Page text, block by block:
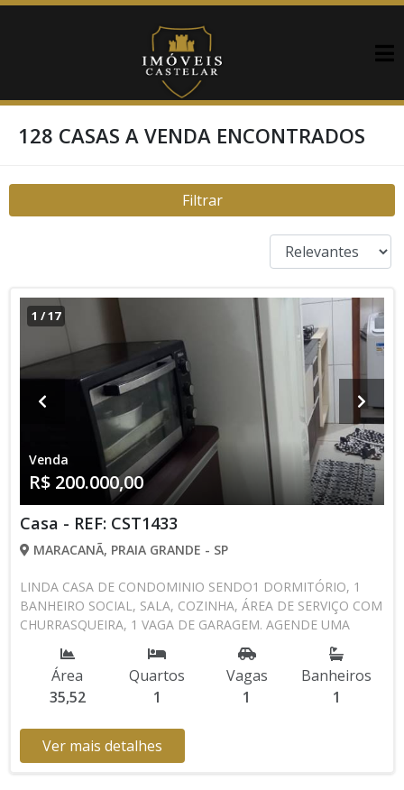
128 CASAS A VENDA ENCONTRADOS
Filtrar
1 /17
Venda
R$ 200.000,00
Casa - REF: CST1433
MARACANÃ, PRAIA GRANDE - SP
LINDA CASA DE CONDOMINIO SENDO1 DORMITÓRIO, 1
BANHEIRO SOCIAL, SALA, COZINHA, ÁREA DE SERVIÇO COM
CHURRASQUEIRA, 1 VAGA DE GARAGEM. AGENDE UMA
VISITA CONOSCO 13 3494-1029 13 99105-4435 CRECISP:
41718-J
Área
35,52
Quartos
1
Vagas
1
Banheiros
1
Ver mais detalhes